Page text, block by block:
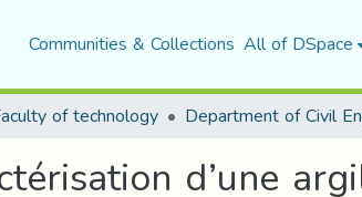
Communities & Collections All of DSpace
of technology
d’une